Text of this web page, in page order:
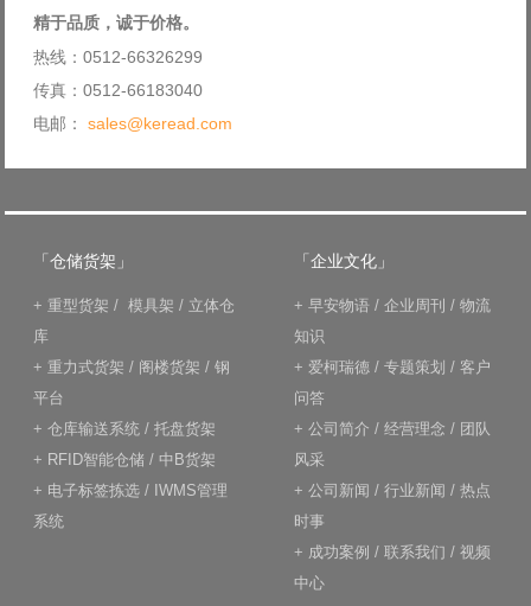
精于品质，诚于价格。
热线：0512-66326299
传真：0512-66183040
电邮： sales@keread.com
「仓储货架」
+ 重型货架 / 模具架 / 立体仓
库
+ 重力式货架 / 阁楼货架 / 钢
平台
+ 仓库输送系统 / 托盘货架
+ RFID智能仓储 / 中B货架
+ 电子标签拣选 / IWMS管理
系统
「企业文化」
+ 早安物语 / 企业周刊 / 物流
知识
+ 爱柯瑞德 / 专题策划 / 客户
问答
+ 公司简介 / 经营理念 / 团队
风采
+ 公司新闻 / 行业新闻 / 热点
时事
+ 成功案例 / 联系我们 / 视频
中心